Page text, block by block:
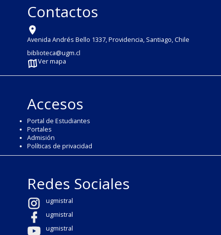
Contactos
Avenida Andrés Bello 1337, Providencia, Santiago, Chile
biblioteca@ugm.cl
Ver mapa
Accesos
Portal de Estudiantes
Portales
Admisión
Políticas de privacidad
Redes Sociales
ugmistral
ugmistral
ugmistral